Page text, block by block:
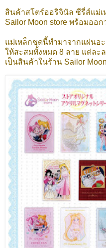
สินค้าสโตร์ออริจินัล ซีรี่ส์แม่
Sailor Moon store พร้อมออ
แม่เหล็กชุดนี้ทำมาจากแผ่นอ
ให้สะสมทั้งหมด 8 ลาย แต่ละ
เป็นสินค้าในร้าน Sailor